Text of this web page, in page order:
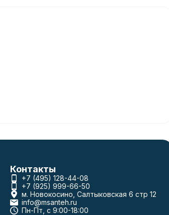
Контакты
+7 (495) 128-44-08
+7 (925) 999-66-50
м. Новокосино, Салтыковская 6 стр 12
info@msanteh.ru
Пн-Пт, с 9:00-18:00